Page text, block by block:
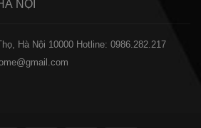
NỘI
Hà Nội 10000 Hotline: 0986.282.217